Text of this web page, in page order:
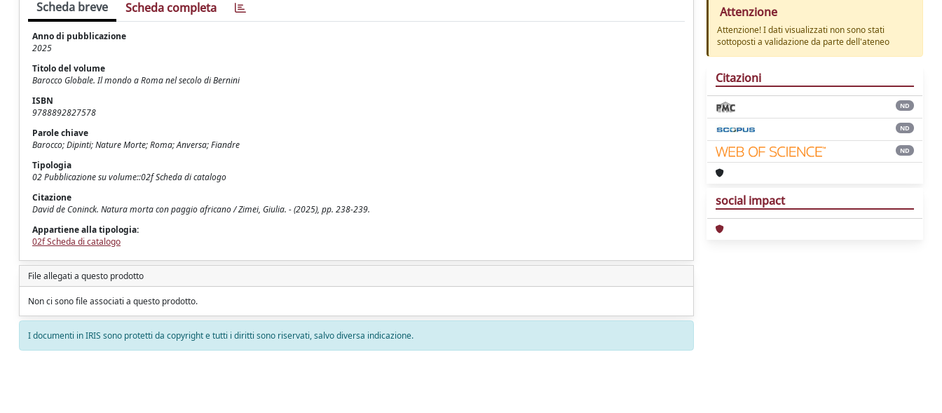
Scheda breve Scheda completa
Anno di pubblicazione
2025
Titolo del volume
Barocco Globale. Il mondo a Roma nel secolo di Bernini
ISBN
9788892827578
Parole chiave
Barocco; Dipinti; Nature Morte; Roma; Anversa; Fiandre
Tipologia
02 Pubblicazione su volume::02f Scheda di catalogo
Citazione
David de Coninck. Natura morta con paggio africano / Zimei, Giulia. - (2025), pp. 238-239.
Appartiene alla tipologia:
02f Scheda di catalogo
File allegati a questo prodotto
Non ci sono file associati a questo prodotto.
I documenti in IRIS sono protetti da copyright e tutti i diritti sono riservati, salvo diversa indicazione.
Attenzione
Attenzione! I dati visualizzati non sono stati
sottoposti a validazione da parte dell'ateneo
Citazioni
ND
ND
ND
social impact